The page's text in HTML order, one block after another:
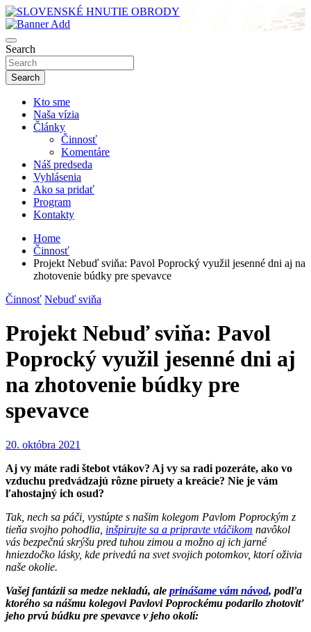
Skip
to
content
SLOVENSKÉ HNUTIE OBRODY
Search
Search
Kto sme
Naša vízia
Články
Činnosť
Komentáre
Náš predseda
Vyhlásenia
Ako sa pridať
Program
Kontakty
Home
Činnosť
Projekt Nebuď sviňa: Pavol Poprocký využil jesenné dni aj na
zhotovenie búdky pre spevavce
Činnosť Nebuď sviňa
Projekt Nebuď sviňa: Pavol
Poprocký využil jesenné dni aj
na zhotovenie búdky pre
spevavce
20. októbra 2021
Aj vy máte radi štebot vtákov? Aj vy sa radi pozeráte, ako vo
vzduchu predvádzajú rôzne piruety a kreácie? Nie je vám
ľahostajný ich osud?
Tak, nech sa páči, vystúpte s našim kolegom Pavlom Poprockým z
tieňa svojho pohodlia, inšpirujte sa a pripravte vtáčikom navôkol
vás bezpečnú skrýšu pred tuhou zimou a možno aj ich jarné
hniezdočko lásky, kde privedú na svet svojich potomkov, ktorí oživia
naše okolie.
Vašej fantázii sa medze nekladú, ale prinášame vám návod, podľa
ktorého sa nášmu kolegovi Pavlovi Poprockému podarilo zhotoviť
jeho prvú búdku pre spevavce v jeho okolí: